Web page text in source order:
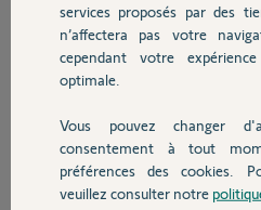
Autres produits
Devis avec un pro
Contact
Réponses
Il vous faut le récepteur d'accès IO réf
https://www.somfy.fr/produits/
Pour affecter à la Switch il suffit de
sélectionner le récepteur et de suivre
services proposés par des
n’affectera pas votre
cependant votre
optimale.
Vous pouvez changer
consentement à tout
préférences des cookies.
veuillez consulter notre